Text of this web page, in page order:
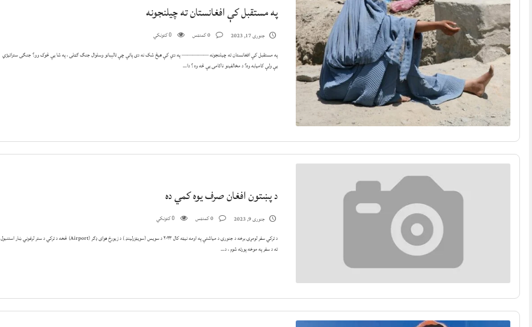
په مستقبل کې افغانستان ته چیلنجونه
جنوری 17, 2023 0 کمنټس 0کتونکي
په مستقبل کې افغانستان ته چیلنجونه ————— په دې کې هیڅ شک نه دی پاتې چې تالېبانو وسلوال جنګ ګټلی ، په شا یې څوک وو؟ جنګی ستراتیژي
یې ولې کامیابه وه؟ د مخالفینو ناکامی یې څه وه ؟ دا…
د پښتون افغان صرف یوه کمي ده
جنوری 9, 2023 0 کمنټس 0کتونکي
د ترکي سفر لومړۍ برخه د جنورۍ د میاشتې په اومه نیټه کال ۲۰۲۳ د سویس (سویټزرلینډ ) د زیورخ هوای ډګر (Airport) څخه د ترکي د ستر لرغوني ښار استنبول
ته د سفر په موخه پورته شوم ، د…